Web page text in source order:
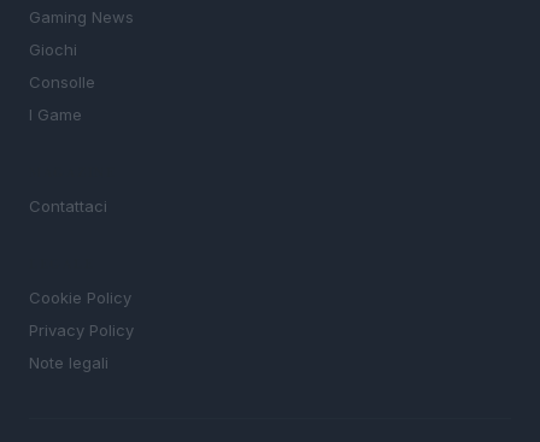
Gaming News
Giochi
Consolle
I Game
Contattaci
Cookie Policy
Privacy Policy
Note legali